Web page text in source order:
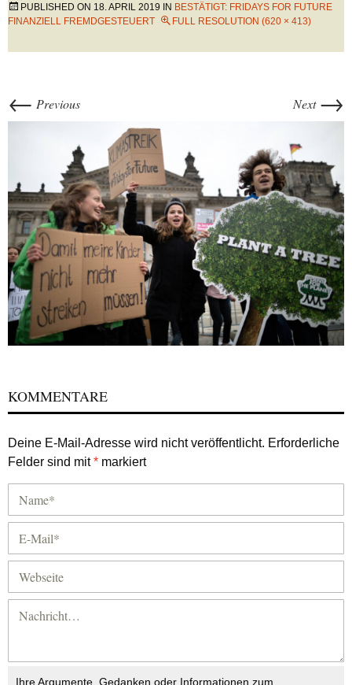
PUBLISHED ON 18. APRIL 2019 IN BESTÄTIGT: FRIDAYS FOR FUTURE
FINANZIELL FREMDGESTEUERT
FULL RESOLUTION (620 × 413)
← Previous Next →
KOMMENTARE
Deine E-Mail-Adresse wird nicht veröffentlicht. Erforderliche
Felder sind mit* markiert
Ihre Argumente, Gedanken oder Informationen zum